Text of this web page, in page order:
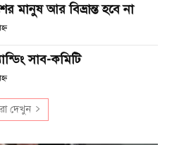
মানুষ আর বিভ্রান্ত হবে না
সাব-কমিটি
দেখুন